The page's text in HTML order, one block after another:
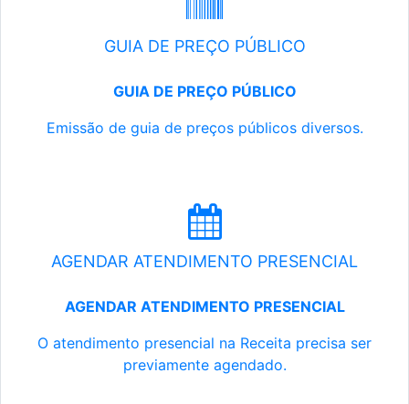
GUIA DE PREÇO PÚBLICO
GUIA DE PREÇO PÚBLICO
Emissão de guia de preços públicos diversos.
AGENDAR ATENDIMENTO PRESENCIAL
AGENDAR ATENDIMENTO PRESENCIAL
O atendimento presencial na Receita precisa ser
previamente agendado.